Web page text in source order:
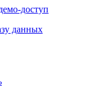
доступ
данных